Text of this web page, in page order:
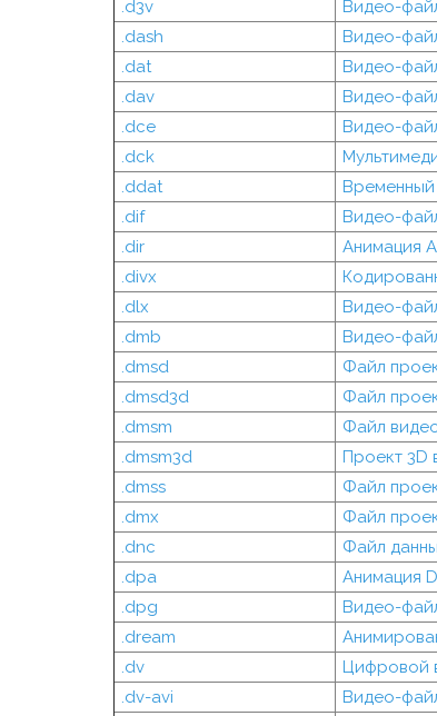
.d3v
Видео-
.dash
Видео-
.dat
Видео-
.dav
Видео-
.dce
Видео-
.dck
.ddat
.dif
Видео-
.dir
Анимация
.divx
.dlx
Видео-
.dmb
Видео-
.dmsd
Файл
.dmsd3d
Файл
.dmsm
Файл
.dmsm3d
Проект 3D
.dmss
Файл
.dmx
Файл
.dnc
Файл
.dpa
Анимация
.dpg
Видео-
.dream
.dv
Цифровой
.dv-avi
Видео-